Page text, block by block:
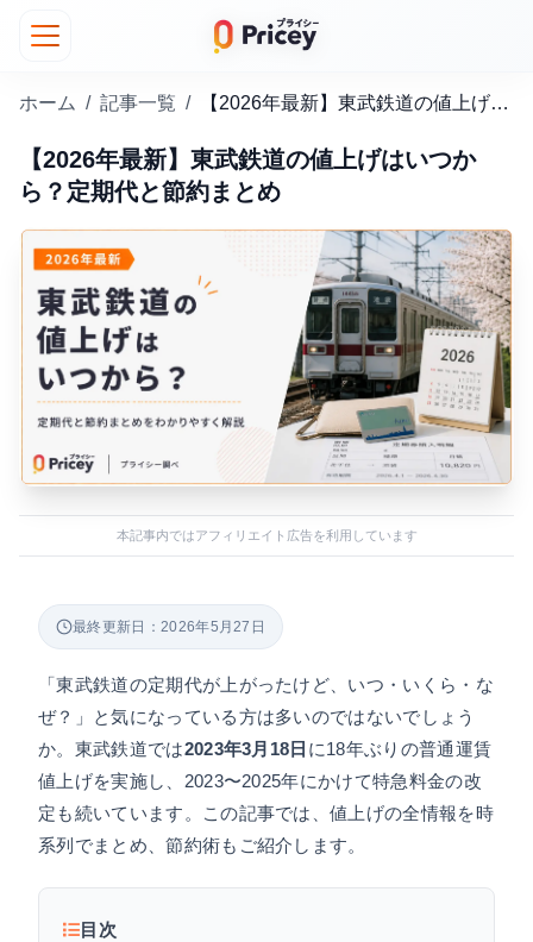
ホーム / 記事一覧 / 【2026年最新】東武鉄道の値上げはいつから？定期代と節約まとめ
【2026年最新】東武鉄道の値上げはいつか
ら？定期代と節約まとめ
本記事内ではアフィリエイト広告を利用しています
最終更新日：2026年5月27日
「東武鉄道の定期代が上がったけど、いつ・いくら・な
ぜ？」と気になっている方は多いのではないでしょう
か。東武鉄道では2023年3月18日 に18年ぶりの普通運賃
値上げを実施し、2023〜2025年にかけて特急料金の改
定も続いています。この記事では、値上げの全情報を時
系列でまとめ、節約術もご紹介します。
目次